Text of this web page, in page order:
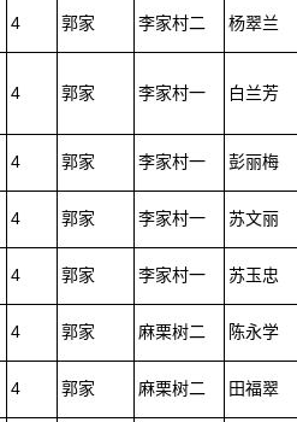
4 郭家 李家村二 杨翠兰
4 郭家 李家村一 白兰芳
4 郭家 李家村一 彭丽梅
4 郭家 李家村一 苏文丽
4 郭家 李家村一 苏玉忠
4 郭家 麻栗树二 陈永学
4 郭家 麻栗树二 田福翠